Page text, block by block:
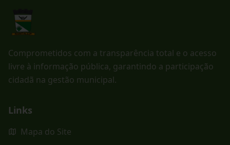
Comprometidos com a transparência total e o acesso
livre à informação pública, garantindo a participação
cidadã na gestão municipal.
Links
Mapa do Site